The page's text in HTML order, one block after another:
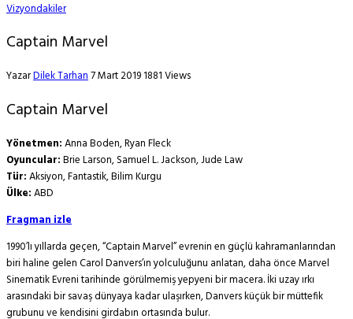
Vizyondakiler
Captain Marvel
YazarDilek Tarhan7 Mart 20191881 Views
Captain Marvel
Yönetmen:Anna Boden, Ryan Fleck
Oyuncular:Brie Larson, Samuel L. Jackson, Jude Law
Tür:Aksiyon, Fantastik, Bilim Kurgu
Ülke:ABD
Fragman izle
1990’lı yıllarda geçen, “Captain Marvel” evrenin en güçlü kahramanlarından
biri haline gelen Carol Danvers’ın yolculuğunu anlatan, daha önce Marvel
Sinematik Evreni tarihinde görülmemiş yepyeni bir macera. İki uzay ırkı
arasındaki bir savaş dünyaya kadar ulaşırken, Danvers küçük bir müttefik
grubunu ve kendisini girdabın ortasında bulur.